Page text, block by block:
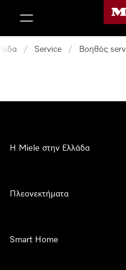
/ Service / Βοηθός
Η Miele στην Ελλάδα
Πλεονεκτήματα
Smart Home